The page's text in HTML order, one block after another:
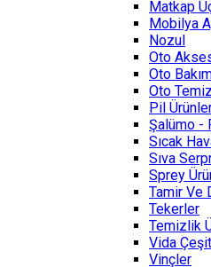
Matkap
Mobilya
Nozul
Oto
Oto
Oto
Pil
Şalümo -
Sıcak
Sıva
Sprey
Tamir Ve
Tekerler
Temizlik
Vida
Vinçler